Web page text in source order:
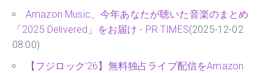
Amazon Music、今年あなたが聴いた音楽のまとめ
「2025 Delivered」をお届け - PR TIMES(2025-12-02
08:00)
【フジロック'26】無料独占ライブ配信をAmazon